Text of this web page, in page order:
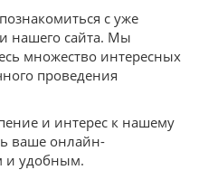
с уже
нашего сайта. Мы
множество интересных
проведения
и интерес к нашему
ваше онлайн-
и удобным.